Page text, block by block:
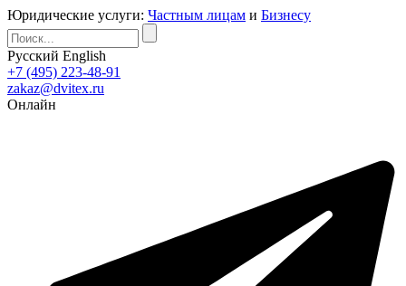
Юридические услуги: Частным лицам и Бизнесу
Русский English
+7 (495) 223-48-91
zakaz@dvitex.ru
Онлайн